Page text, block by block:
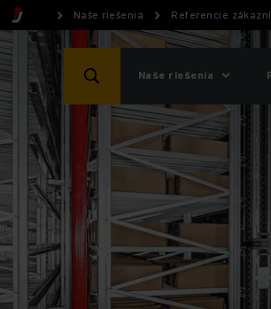
Naše riešenia Referencie
Naše riešenia